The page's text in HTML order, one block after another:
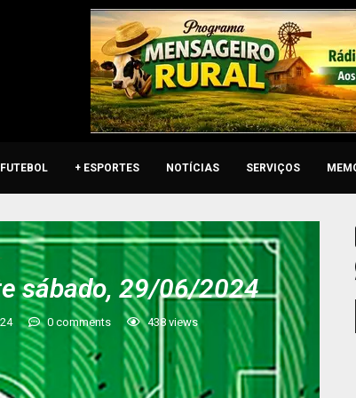
FUTEBOL + ESPORTES NOTÍCIAS SERVIÇOS
sábado, 29/06/2024
0 comments 438 views